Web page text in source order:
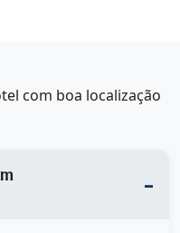
com boa localização